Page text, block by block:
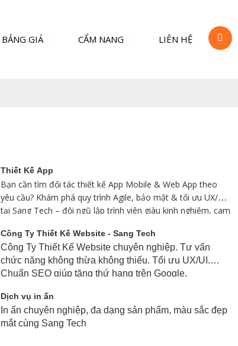
BẢNG GIÁ CẨM NANG LIÊN HỆ
Thiết Kế App
Bạn cần tìm đối tác thiết kế App Mobile & Web App theo
yêu cầu? Khám phá quy trình Agile, bảo mật & tối ưu UX/UI
tại Sang Tech – đội ngũ lập trình viên giàu kinh nghiệm, cam
Công Ty Thiết Kế Website - Sang Tech
Công Ty Thiết Kế Website chuyên nghiệp. Tư vấn
chức năng không thừa không thiếu. Tối ưu UX/UI.
Chuẩn SEO giúp tăng thứ hạng trên Google.
Dịch vụ in ấn
In ấn chuyên nghiệp, đa dạng sản phẩm, màu sắc đẹp
mắt cùng Sang Tech